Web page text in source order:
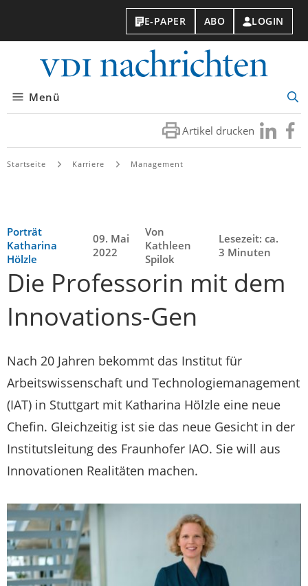
E-PAPER ABO LOGIN
Menü
Artikel drucken Besuchen
Sie
Sie
Startseite Karriere Management
Porträt
Katharina
Hölzle
09. Mai
2022
Von
Kathleen
Spilok
Lesezeit: ca.
3 Minuten
Die Professorin mit dem
Innovations-Gen
Nach 20 Jahren bekommt das Institut für
Arbeitswissenschaft und Technologiemanagement
(IAT) in Stuttgart mit Katharina Hölzle eine neue
Chefin. Gleichzeitig ist sie das neue Gesicht in der
Institutsleitung des Fraunhofer IAO. Sie will aus
Innovationen Realitäten machen.